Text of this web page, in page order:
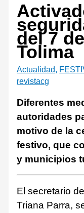
del 7
Tolima
Actualidad,
revistacg
Diferentes
autoridades
motivo de la
festivo, que
y municipios
El secretario
Triana Parra,